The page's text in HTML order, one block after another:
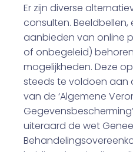
Er zijn diverse
consulten.
aanbieden van online
of onbegeleid)
mogelijkheden. Deze
steeds te voldoen aan
van de ‘Algemene
uiteraard de wet